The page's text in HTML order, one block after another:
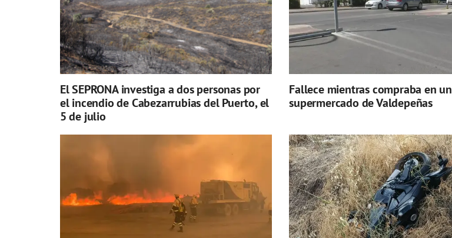
El SEPRONA investiga a dos personas por
el incendio de Cabezarrubias del Puerto, el
5 de julio
Fallece mientras compraba en un
supermercado de Valdepeñas